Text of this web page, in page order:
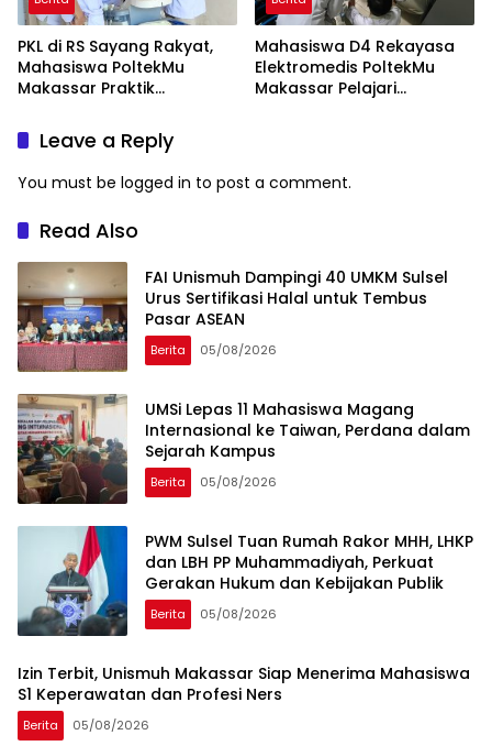
PKL di RS Sayang Rakyat,
Mahasiswa PoltekMu
Makassar Praktik
Mahasiswa D4 Rekayasa
Elektromedis PoltekMu
Makassar Pelajari
Leave a Reply
You must be logged in to post a comment.
Read Also
FAI Unismuh Dampingi 40 UMKM Sulsel
Urus Sertifikasi Halal untuk Tembus
Pasar ASEAN
Berita 05/08/2026
UMSi Lepas 11 Mahasiswa Magang
Internasional ke Taiwan, Perdana dalam
Sejarah Kampus
Berita 05/08/2026
PWM Sulsel Tuan Rumah Rakor MHH, LHKP
dan LBH PP Muhammadiyah, Perkuat
Gerakan Hukum dan Kebijakan Publik
Berita 05/08/2026
Izin Terbit, Unismuh Makassar Siap Menerima Mahasiswa
S1 Keperawatan dan Profesi Ners
Berita 05/08/2026